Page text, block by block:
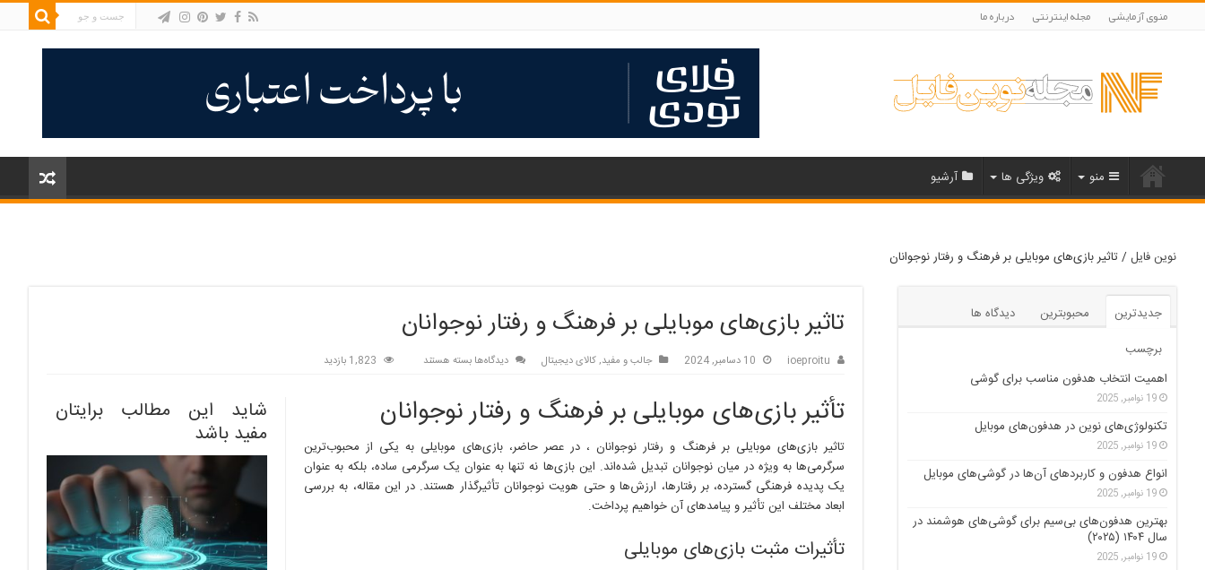
منوی آزمایشی مجله اینترنتی درباره ما
منو ویژگی ها آرشیو
نوین فایل/تاثیر بازی‌های موبایلی بر فرهنگ و رفتار نوجوانان
تاثیر بازی‌های موبایلی بر فرهنگ و رفتار نوجوانان
ioeproitu 10 دسامبر, 2024 جالب و مفید,کالای دیجیتال دیدگاه‌ها برای
موبایلی
بر
فرهنگ
و
رفتار
نوجوانان
بسته هستند 1,823 بازدید
شاید این مطالب برایتان
مفید باشد
تأثیر بازی‌های موبایلی بر فرهنگ و رفتار نوجوانان
تاثیر بازی‌های موبایلی بر فرهنگ و رفتار نوجوانان ، در عصر حاضر، بازی‌های موبایلی به یکی از محبوب‌ترین
سرگرمی‌ها به ویژه در میان نوجوانان تبدیل شده‌اند. این بازی‌ها نه تنها به عنوان یک سرگرمی ساده، بلکه به عنوان
یک پدیده فرهنگی گسترده، بر رفتارها، ارزش‌ها و حتی هویت نوجوانان تأثیرگذار هستند. در این مقاله، به بررسی
ابعاد مختلف این تأثیر و پیامدهای آن خواهیم پرداخت.
تأثیرات مثبت بازی‌های موبایلی
جدیدترین محبوبترین
دیدگاه ها
برچسب
اهمیت انتخاب هدفون مناسب برای گوشی
19 نوامبر, 2025
تکنولوژی‌های نوین در هدفون‌های موبایل
19 نوامبر, 2025
انواع هدفون و کاربردهای آن‌ها در گوشی‌های موبایل
19 نوامبر, 2025
بهترین هدفون‌های بی‌سیم برای گوشی‌های هوشمند در
سال ۱۴۰۴ (۲۰۲۵)
19 نوامبر, 2025